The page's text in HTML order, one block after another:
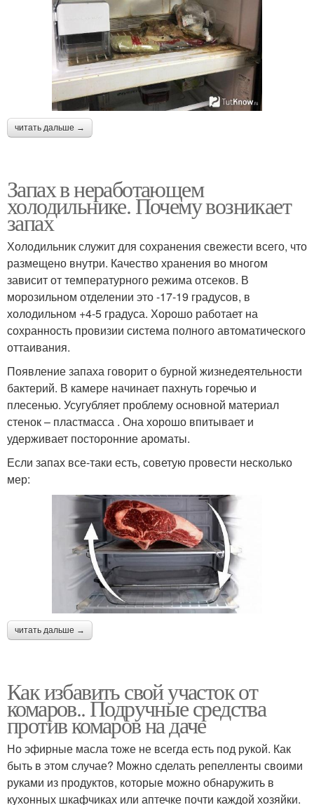
читать дальше →
Запах в неработающем
холодильнике. Почему возникает
запах
Холодильник служит для сохранения свежести всего, что
размещено внутри. Качество хранения во многом
зависит от температурного режима отсеков. В
морозильном отделении это -17-19 градусов, в
холодильном +4-5 градуса. Хорошо работает на
сохранность провизии система полного автоматического
оттаивания.
Появление запаха говорит о бурной жизнедеятельности
бактерий. В камере начинает пахнуть горечью и
плесенью. Усугубляет проблему основной материал
стенок – пластмасса . Она хорошо впитывает и
удерживает посторонние ароматы.
Если запах все-таки есть, советую провести несколько
мер:
читать дальше →
Как избавить свой участок от
комаров.. Подручные средства
против комаров на даче
Но эфирные масла тоже не всегда есть под рукой. Как
быть в этом случае? Можно сделать репелленты своими
руками из продуктов, которые можно обнаружить в
кухонных шкафчиках или аптечке почти каждой хозяйки.